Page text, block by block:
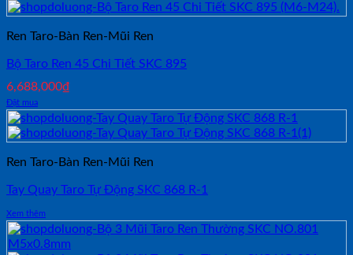
Ren Taro-Bàn Ren-Mũi Ren
Bộ Taro Ren 45 Chi Tiết SKC 895
6,688,000₫
Đặt mua
Ren Taro-Bàn Ren-Mũi Ren
Tay Quay Taro Tự Động SKC 868 R-1
Xem thêm